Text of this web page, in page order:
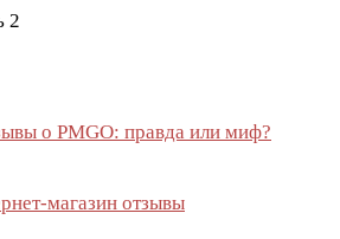
о PMGO: правда или миф?
магазин отзывы